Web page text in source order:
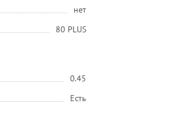
нет
80 PLUS
0.45
Есть